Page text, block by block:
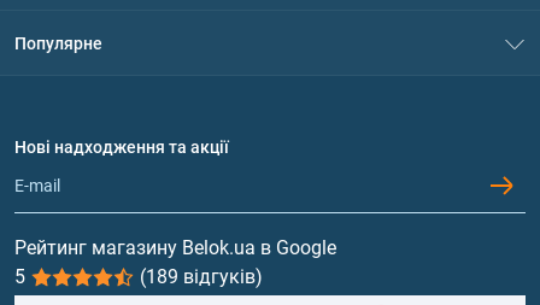
Політика конфіденційності
Обмін та повернення
Популярне
Протеїн
Гейнери
Вітаміни та мінерали
Риб'ячий жир, жирні кислоти
Нові надходження та акції
Рейтинг магазину Belok.ua в Google
5
(189 відгуків)